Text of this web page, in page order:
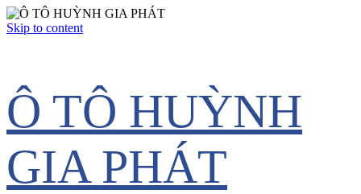
Skip to content
Ô TÔ HUỲNH
GIA PHÁT